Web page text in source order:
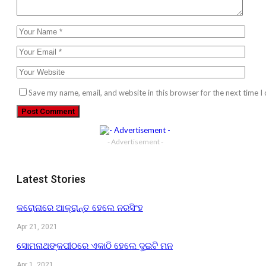
Save my name, email, and website in this browser for the next time I
- Advertisement -
Latest Stories
କରୋନାରେ ଆକ୍ରାନ୍ତ ହେଲେ ନରସିଂହ
Apr 21, 2021
ସୋମନାଥଙ୍କପୀଠରେ ଏକାଠି ହେଲେ ଦୁଇଟି ମନ